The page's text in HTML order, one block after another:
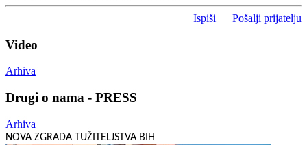
Ispiši Pošalji prijatelju
Video
Arhiva
Drugi o nama - PRESS
Arhiva
NOVA ZGRADA TUŽITELJSTVA BIH